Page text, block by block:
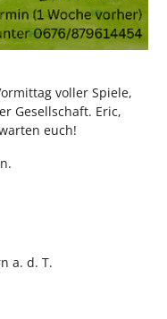
voller Spiele,
Gesellschaft. Eric,
euch!
a. d. T.